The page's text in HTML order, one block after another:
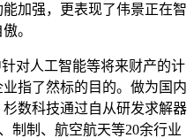
加强，更表现了伟景正在智
。
对人工智能等将来财产的计
指了然标的目的。做为国内
数科技通过自从研发求解器
制制、航空航天等20余行业